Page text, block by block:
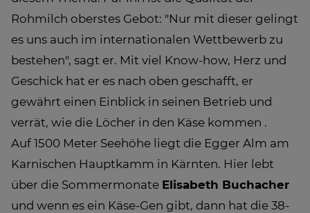
Rohmilch oberstes Gebot: "Nur mit dieser gelingt
es uns auch im internationalen Wettbewerb zu
bestehen", sagt er. Mit viel Know-how, Herz und
Geschick hat er es nach oben geschafft, er
gewährt einen Einblick in seinen Betrieb und
verrät, wie die Löcher in den Käse kommen .
Auf 1500 Meter Seehöhe liegt die Egger Alm am
Karnischen Hauptkamm in Kärnten. Hier lebt
über die Sommermonate Elisabeth Buchacher
und wenn es ein Käse-Gen gibt, dann hat die 38-